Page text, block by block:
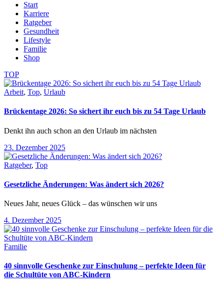
Start
Karriere
Ratgeber
Gesundheit
Lifestyle
Familie
Shop
TOP
Arbeit, Top, Urlaub
Brückentage 2026: So sichert ihr euch bis zu 54 Tage Urlaub
Denkt ihn auch schon an den Urlaub im nächsten
23. Dezember 2025
Ratgeber, Top
Gesetzliche Änderungen: Was ändert sich 2026?
Neues Jahr, neues Glück – das wünschen wir uns
4. Dezember 2025
Familie
40 sinnvolle Geschenke zur Einschulung – perfekte Ideen für
die Schultüte von ABC-Kindern